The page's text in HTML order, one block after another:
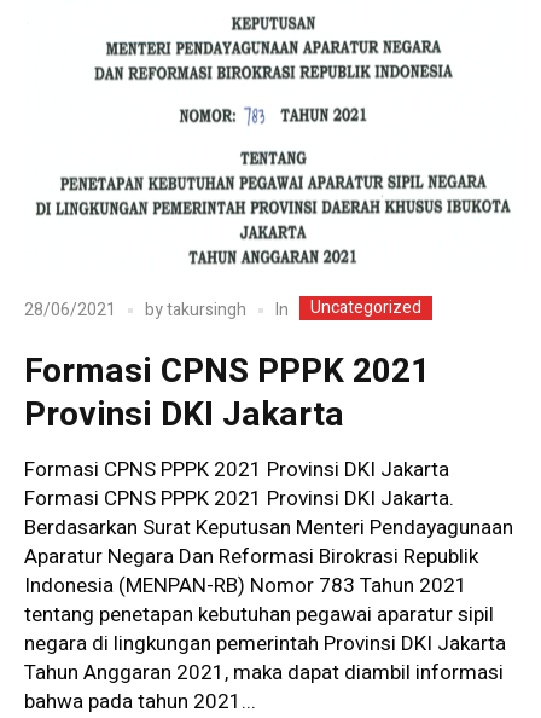
28/06/2021 bytakursingh In Uncategorized
Formasi CPNS PPPK 2021
Provinsi DKI Jakarta
Formasi CPNS PPPK 2021 Provinsi DKI Jakarta
Formasi CPNS PPPK 2021 Provinsi DKI Jakarta.
Berdasarkan Surat Keputusan Menteri Pendayagunaan
Aparatur Negara Dan Reformasi Birokrasi Republik
Indonesia (MENPAN-RB) Nomor 783 Tahun 2021
tentang penetapan kebutuhan pegawai aparatur sipil
negara di lingkungan pemerintah Provinsi DKI Jakarta
Tahun Anggaran 2021, maka dapat diambil informasi
bahwa pada tahun 2021...